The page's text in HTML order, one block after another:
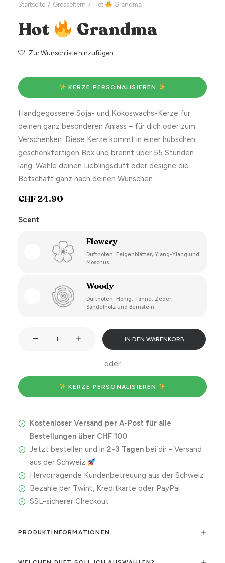
Startseite Grosseltern Hot Grandma
Hot Grandma
Zur Wunschliste hinzufügen
KERZE PERSONALISIEREN
Handgegossene Soja- und Kokoswachs-Kerze für
deinen ganz besonderen Anlass – für dich oder zum
Verschenken. Diese Kerze kommt in einer hübschen,
geschenkfertigen Box und brennt über 55 Stunden
lang. Wähle deinen Lieblingsduft oder designe die
Botschaft ganz nach deinen Wünschen.
CHF24.90
Scent
Flowery
Duftnoten: Feigenblätter, Ylang-Ylang und
Moschus
Woody
Duftnoten: Honig, Tanne, Zeder,
Sandelholz und Bernstein
IN DEN WARENKORB
oder
KERZE PERSONALISIEREN
Kostenloser Versand per A-Post für alle
Bestellungen über CHF 100
Jetzt bestellen und in 2-3 Tagenbei dir - Versand
aus der Schweiz
Hervorragende Kundenbetreuung aus der Schweiz
Bezahle per Twint, Kreditkarte oder PayPal
SSL-sicherer Checkout
PRODUKTINFORMATIONEN